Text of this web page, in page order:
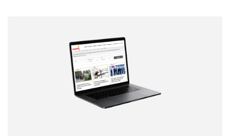
Correo electrónico
Tipo de comentario